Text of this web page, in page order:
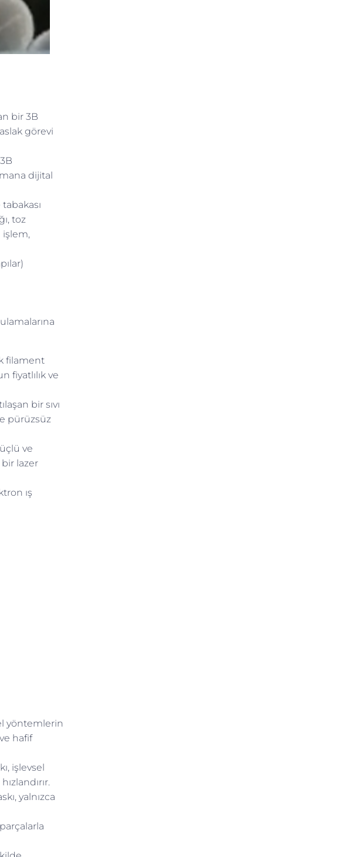
bir 3B
görevi
dijital
toz
işlem,
filament
fiyatlılık ve
bir sıvı
pürüzsüz
ve
lazer
ış
yöntemlerin
hafif
işlevsel
yalnızca